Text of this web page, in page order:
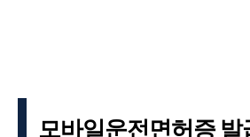
모바일운전면허증 발